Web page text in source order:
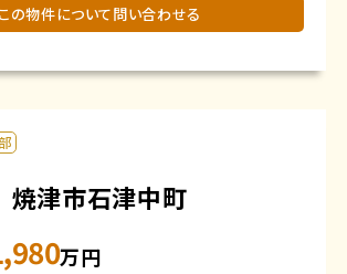
この物件について問い合わせる
焼津市石津中町
万円